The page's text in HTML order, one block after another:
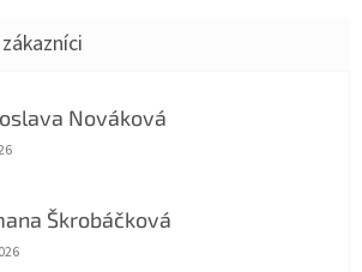
Nováková
obchodu je 5 z 5 hvězdiček.
Škrobáčková
obchodu je 5 z 5 hvězdiček.